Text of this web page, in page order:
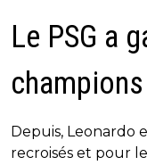
Le PSG a
Depuis, Leonardo
recroisés et pour